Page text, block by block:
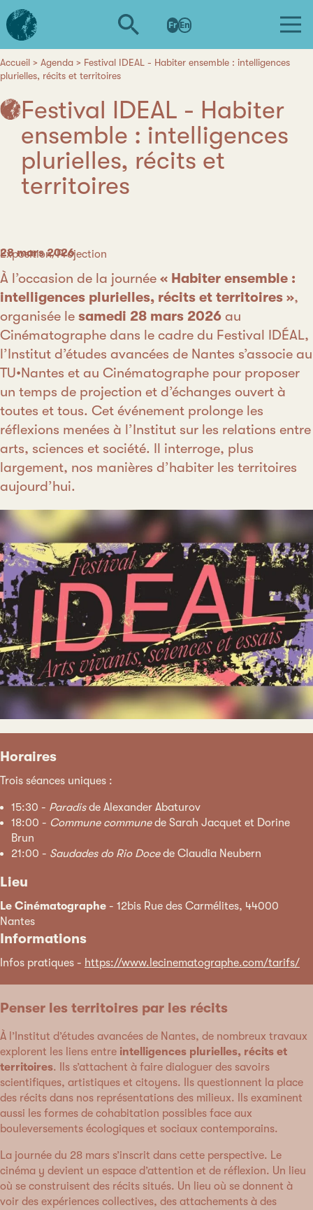
Aller
au
contenu
L'institut
d'études
avancées
de
Nantes
Fr En
Fil
d'Ariane
Accueil Agenda
Festival IDEAL - Habiter ensemble : intelligences
plurielles, récits et territoires
Festival IDEAL - Habiter
ensemble : intelligences
plurielles, récits et
territoires
Date
28 mars 2026
Catégorie
Exposition/Projection
À l’occasion de la journée « Habiter ensemble :
intelligences plurielles, récits et territoires »,
organisée le samedi 28 mars 2026 au
Cinématographe dans le cadre du Festival IDÉAL,
l’Institut d’études avancées de Nantes s’associe au
TU•Nantes et au Cinématographe pour proposer
un temps de projection et d’échanges ouvert à
toutes et tous. Cet événement prolonge les
réflexions menées à l’Institut sur les relations entre
arts, sciences et société. Il interroge, plus
largement, nos manières d’habiter les territoires
aujourd’hui.
Horaires
Trois séances uniques :
15:30 - Paradisde Alexander Abaturov
18:00 - Commune communede Sarah Jacquet et Dorine
Brun
21:00 - Saudades do Rio Docede Claudia Neubern
Lieu
Le Cinématographe - 12bis Rue des Carmélites, 44000
Nantes
Informations
Infos pratiques - https://www.lecinematographe.com/tarifs/
Penser les territoires par les récits
À l’Institut d’études avancées de Nantes, de nombreux travaux
explorent les liens entre intelligences plurielles, récits et
territoires. Ils s’attachent à faire dialoguer des savoirs
scientifiques, artistiques et citoyens. Ils questionnent la place
des récits dans nos représentations des milieux. Ils examinent
aussi les formes de cohabitation possibles face aux
bouleversements écologiques et sociaux contemporains.
La journée du 28 mars s’inscrit dans cette perspective. Le
cinéma y devient un espace d’attention et de réflexion. Un lieu
où se construisent des récits situés. Un lieu où se donnent à
voir des expériences collectives, des attachements à des